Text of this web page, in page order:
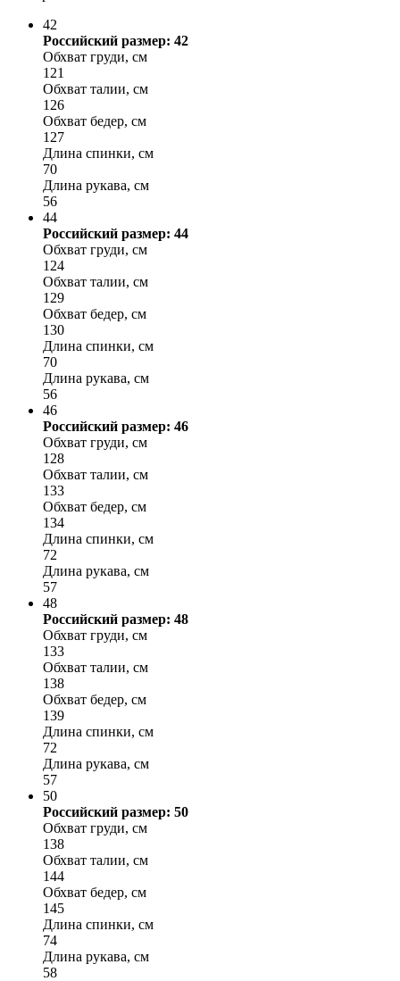
42
Российский размер: 42
Обхват груди, см
121
Обхват талии, см
126
Обхват бедер, см
127
Длина спинки, см
70
Длина рукава, см
56
44
Российский размер: 44
Обхват груди, см
124
Обхват талии, см
129
Обхват бедер, см
130
Длина спинки, см
70
Длина рукава, см
56
46
Российский размер: 46
Обхват груди, см
128
Обхват талии, см
133
Обхват бедер, см
134
Длина спинки, см
72
Длина рукава, см
57
48
Российский размер: 48
Обхват груди, см
133
Обхват талии, см
138
Обхват бедер, см
139
Длина спинки, см
72
Длина рукава, см
57
50
Российский размер: 50
Обхват груди, см
138
Обхват талии, см
144
Обхват бедер, см
145
Длина спинки, см
74
Длина рукава, см
58